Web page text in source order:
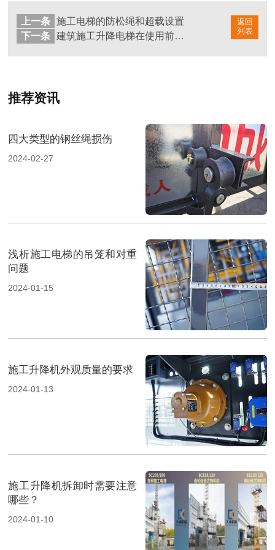
返回
列表
上一条
施工电梯的防松绳和超载设置
下一条
建筑施工升降电梯在使用前都要做哪些检测
推荐资讯
四大类型的钢丝绳损伤
2024-02-27
浅析施工电梯的吊笼和对重
问题
2024-01-15
施工升降机外观质量的要求
2024-01-13
施工升降机拆卸时需要注意
哪些？
2024-01-10